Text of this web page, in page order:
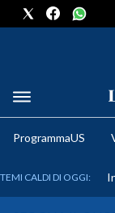
METEO
ProgrammaUS
TEMI CALDI DI OGGI: